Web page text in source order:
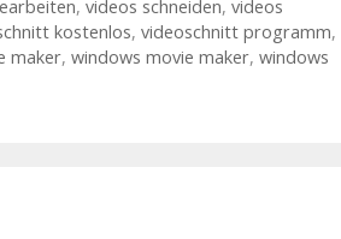
, videos schneiden, videos
kostenlos, videoschnitt programm,
maker, windows movie maker, windows